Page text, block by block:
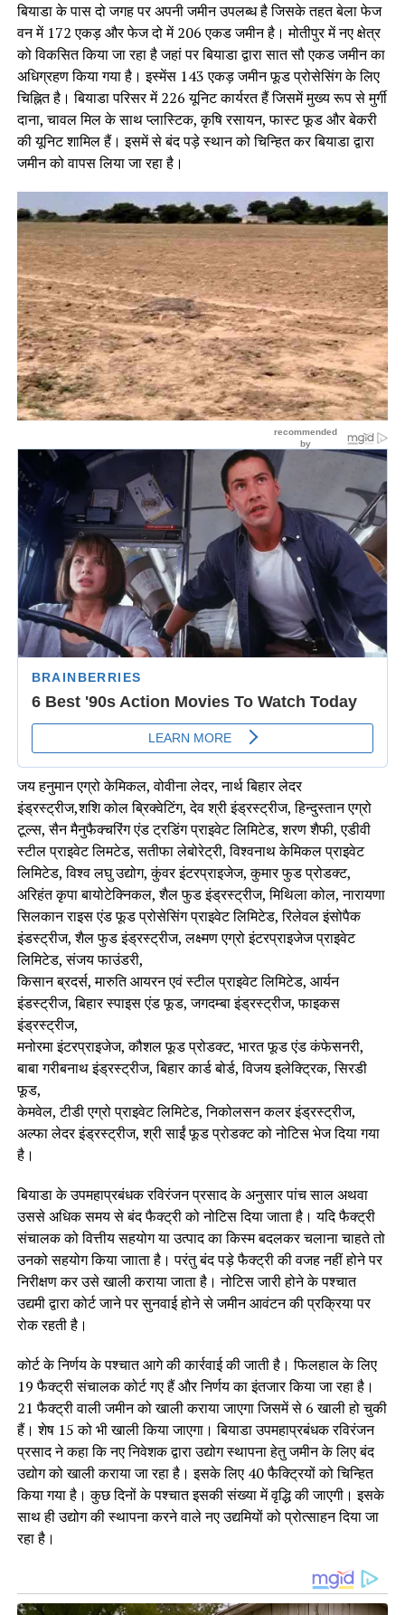
बियाडा के पास दो जगह पर अपनी जमीन उपलब्ध है जिसके तहत बेला फेज
वन में 172 एकड़ और फेज दो में 206 एकड जमीन है। मोतीपुर में नए क्षेत्र
को विकसित किया जा रहा है जहां पर बियाडा द्वारा सात सौ एकड जमीन का
अधिग्रहण किया गया है। इस्मेंस 143 एकड़ जमीन फूड प्रोसेसिंग के लिए
चिह्नित है। बियाडा परिसर में 226 यूनिट कार्यरत हैं जिसमें मुख्य रूप से मुर्गी
दाना, चावल मिल के साथ प्लास्टिक, कृषि रसायन, फास्ट फूड और बेकरी
की यूनिट शामिल हैं। इसमें से बंद पड़े स्थान को चिन्हित कर बियाडा द्वारा
जमीन को वापस लिया जा रहा है।
जय हनुमान एग्रो केमिकल, वोवीना लेदर, नार्थ बिहार लेदर
इंड्रस्ट्रीज,शशि कोल ब्रिक्वेटिंग, देव श्री इंड्रस्ट्रीज, हिन्दुस्तान एग्रो
टूल्स, सैन मैनुफैक्चरिंग एंड ट्रडिंग प्राइवेट लिमिटेड, शरण शैफी, एडीवी
स्टील प्राइवेट लिमटेड, सतीफा लेबोरेट्री, विश्वनाथ केमिकल प्राइवेट
लिमिटेड, विश्व लघु उद्योग, कुंवर इंटरप्राइजेज, कुमार फुड प्रोडक्ट,
अरिहंत कृपा बायोटेक्निकल, शैल फुड इंड्रस्ट्रीज, मिथिला कोल, नारायणा
सिलकान राइस एंड फूड प्रोसेसिंग प्राइवेट लिमिटेड, रिलेवल इंसोपैक
इंडस्ट्रीज, शैल फुड इंड्रस्ट्रीज, लक्ष्मण एग्रो इंटरप्राइजेज प्राइवेट
लिमिटेड, संजय फाउंडरी,
किसान ब्रदर्स, मारुति आयरन एवं स्टील प्राइवेट लिमिटेड, आर्यन
इंडस्ट्रीज, बिहार स्पाइस एंड फूड, जगदम्बा इंड्रस्ट्रीज, फाइकस
इंड्रस्ट्रीज,
मनोरमा इंटरप्राइजेज, कौशल फूड प्रोडक्ट, भारत फूड एंड कंफेसनरी,
बाबा गरीबनाथ इंड्रस्ट्रीज, बिहार कार्ड बोर्ड, विजय इलेक्ट्रिक, सिरडी
फूड,
केमवेल, टीडी एग्रो प्राइवेट लिमिटेड, निकोलसन कलर इंड्रस्ट्रीज,
अल्फा लेदर इंड्रस्ट्रीज, श्री साईं फूड प्रोडक्ट को नोटिस भेज दिया गया
है।
बियाडा के उपमहाप्रबंधक रविरंजन प्रसाद के अनुसार पांच साल अथवा
उससे अधिक समय से बंद फैक्ट्री को नोटिस दिया जाता है। यदि फैक्ट्री
संचालक को वित्तीय सहयोग या उत्पाद का किस्म बदलकर चलाना चाहते तो
उनको सहयोग किया जााता है। परंतु बंद पड़े फैक्ट्री की वजह नहीं होने पर
निरीक्षण कर उसे खाली कराया जाता है। नोटिस जारी होने के पश्चात
उद्यमी द्वारा कोर्ट जाने पर सुनवाई होने से जमीन आवंटन की प्रक्रिया पर
रोक रहती है।
कोर्ट के निर्णय के पश्चात आगे की कार्रवाई की जाती है। फिलहाल के लिए
19 फैक्ट्री संचालक कोर्ट गए हैं और निर्णय का इंतजार किया जा रहा है।
21 फैक्ट्री वाली जमीन को खाली कराया जाएगा जिसमें से 6 खाली हो चुकी
हैं। शेष 15 को भी खाली किया जाएगा। बियाडा उपमहाप्रबंधक रविरंजन
प्रसाद ने कहा कि नए निवेशक द्वारा उद्योग स्थापना हेतु जमीन के लिए बंद
उद्योग को खाली कराया जा रहा है। इसके लिए 40 फैक्ट्रियों को चिन्हित
किया गया है। कुछ दिनों के पश्चात इसकी संख्या में वृद्धि की जाएगी। इसके
साथ ही उद्योग की स्थापना करने वाले नए उद्यमियों को प्रोत्साहन दिया जा
रहा है।